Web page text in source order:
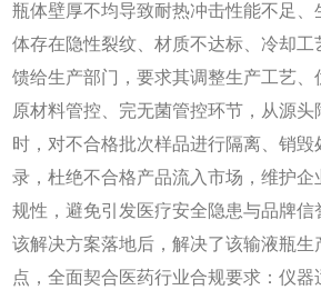
瓶体壁厚不均导致耐热冲击性能不足、
体存在隐性裂纹、材质不达标、冷却工
馈给生产部门，要求其调整生产工艺、
原材料管控、完无菌管控环节，从源头
时，对不合格批次样品进行隔离、销毁
录，杜绝不合格产品流入市场，维护企
规性，避免引发医疗安全隐患与品牌信
该解决方案落地后，解决了该输液瓶生
点，全面契合医药行业合规要求：仪